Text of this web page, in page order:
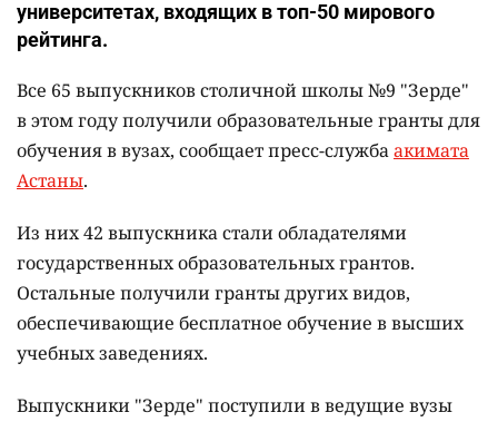
университетах, входящих в топ-50 мирового
рейтинга.
Все 65 выпускников столичной школы №9 "Зерде"
в этом году получили образовательные гранты для
обучения в вузах, сообщает пресс-службаакимата
Астаны.
Из них 42 выпускника стали обладателями
государственных образовательных грантов.
Остальные получили гранты других видов,
обеспечивающие бесплатное обучение в высших
учебных заведениях.
Выпускники "Зерде" поступили в ведущие вузы